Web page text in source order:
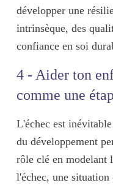
développer une
intrinsèque, des
confiance en soi
4 - Aider ton
comme une
L'échec est
du développement
rôle clé en modelant
l'échec, une situation